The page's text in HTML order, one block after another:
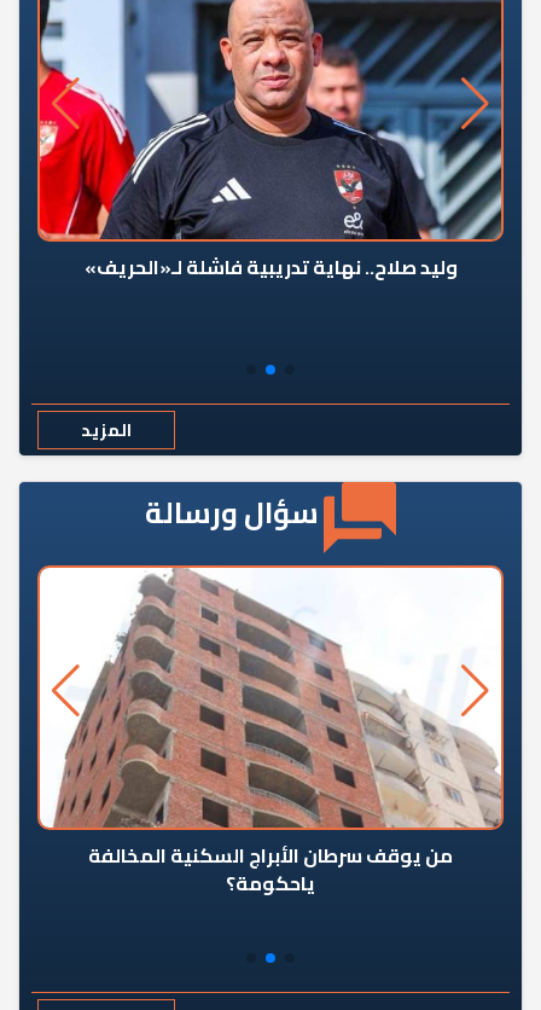
وليد صلاح.. نهاية تدريبية فاشلة لـ«الحريف»
المزيد
سؤال ورسالة
من يوقف سرطان الأبراج السكنية المخالفة
ياحكومة؟